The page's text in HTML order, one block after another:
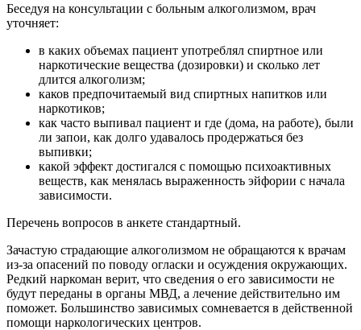
Беседуя на консультации с больным алкоголизмом, врач
уточняет:
в каких объемах пациент употреблял спиртное или
наркотические вещества (дозировки) и сколько лет
длится алкоголизм;
каков предпочитаемый вид спиртных напитков или
наркотиков;
как часто выпивал пациент и где (дома, на работе), были
ли запои, как долго удавалось продержаться без
выпивки;
какой эффект достигался с помощью психоактивных
веществ, как менялась выраженность эйфории с начала
зависимости.
Перечень вопросов в анкете стандартный.
Зачастую страдающие алкоголизмом не обращаются к врачам
из-за опасений по поводу огласки и осуждения окружающих.
Редкий наркоман верит, что сведения о его зависимости не
будут переданы в органы МВД, а лечение действительно им
поможет. Большинство зависимых сомневается в действенной
помощи наркологических центров.